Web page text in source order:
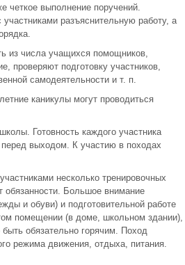
четкое выполнение поручений.
разъяснительную работу, а
из числа учащихся помощников,
проверяют подготовку участников,
самодеятельности и т. п.
каникулы могут проводиться
Готовность каждого участника
выходом. К участию в походах
несколько тренировочных
обязанности. Большое внимание
и обуви) и подготовительной работе
помещении (в доме, школьном здании),
обязательно горячим. Поход
режима движения, отдыха, питания.